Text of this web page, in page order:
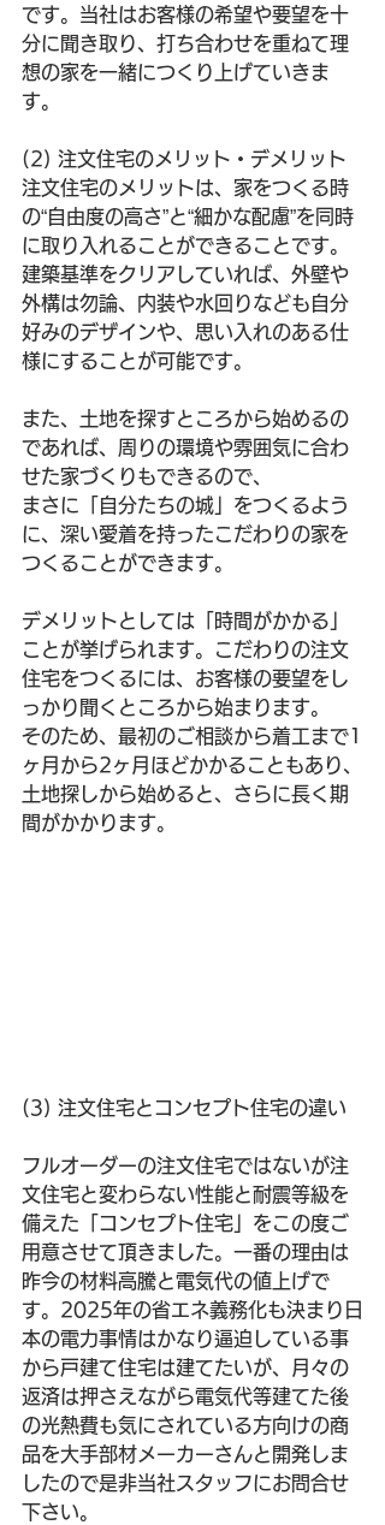
です。当社はお客様の希望や要望を十
分に聞き取り、打ち合わせを重ねて理
想の家を一緒につくり上げていきま
す。
(2) 注文住宅のメリット・デメリット
注文住宅のメリットは、家をつくる時
の“自由度の高さ”と“細かな配慮”を同時
に取り入れることができることです。
建築基準をクリアしていれば、外壁や
外構は勿論、内装や水回りなども自分
好みのデザインや、思い入れのある仕
様にすることが可能です。
また、土地を探すところから始めるの
であれば、周りの環境や雰囲気に合わ
せた家づくりもできるので、
まさに「自分たちの城」をつくるよう
に、深い愛着を持ったこだわりの家を
つくることができます。
デメリットとしては「時間がかかる」
ことが挙げられます。こだわりの注文
住宅をつくるには、お客様の要望をし
っかり聞くところから始まります。
そのため、最初のご相談から着工まで1
ヶ月から2ヶ月ほどかかることもあり、
土地探しから始めると、さらに長く期
間がかかります。
(3) 注文住宅とコンセプト住宅の違い
フルオーダーの注文住宅ではないが注
文住宅と変わらない性能と耐震等級を
備えた「コンセプト住宅」をこの度ご
用意させて頂きました。一番の理由は
昨今の材料高騰と電気代の値上げで
す。2025年の省エネ義務化も決まり日
本の電力事情はかなり逼迫している事
から戸建て住宅は建てたいが、月々の
返済は押さえながら電気代等建てた後
の光熱費も気にされている方向けの商
品を大手部材メーカーさんと開発しま
したので是非当社スタッフにお問合せ
下さい。